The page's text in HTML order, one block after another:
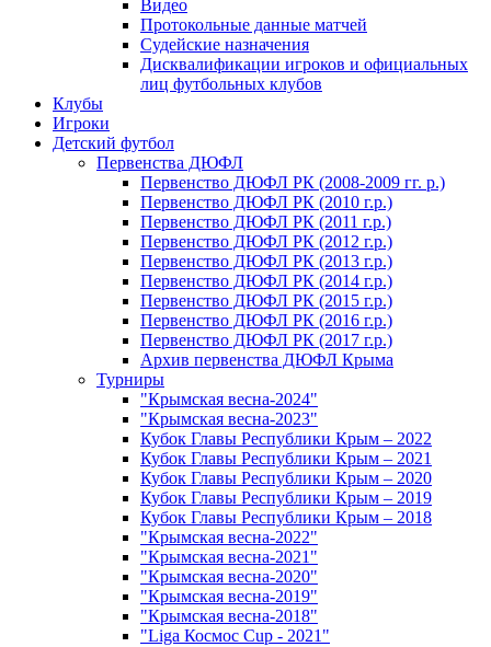
Видео
Протокольные данные матчей
Судейские назначения
Дисквалификации игроков и официальных
лиц футбольных клубов
Клубы
Игроки
Детский футбол
Первенства ДЮФЛ
Первенство ДЮФЛ РК (2008-2009 гг. р.)
Первенство ДЮФЛ РК (2010 г.р.)
Первенство ДЮФЛ РК (2011 г.р.)
Первенство ДЮФЛ РК (2012 г.р.)
Первенство ДЮФЛ РК (2013 г.р.)
Первенство ДЮФЛ РК (2014 г.р.)
Первенство ДЮФЛ РК (2015 г.р.)
Первенство ДЮФЛ РК (2016 г.р.)
Первенство ДЮФЛ РК (2017 г.р.)
Архив первенства ДЮФЛ Крыма
Турниры
"Крымская весна-2024"
"Крымская весна-2023"
Кубок Главы Республики Крым – 2022
Кубок Главы Республики Крым – 2021
Кубок Главы Республики Крым – 2020
Кубок Главы Республики Крым – 2019
Кубок Главы Республики Крым – 2018
"Крымская весна-2022"
"Крымская весна-2021"
"Крымская весна-2020"
"Крымская весна-2019"
"Крымская весна-2018"
"Liga Космос Cup - 2021"